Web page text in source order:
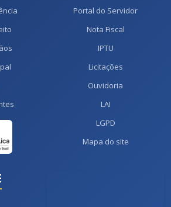
Portal do Servidor
Nota Fiscal
IPTU
Licitações
Ouvidoria
LAI
LGPD
Mapa do site